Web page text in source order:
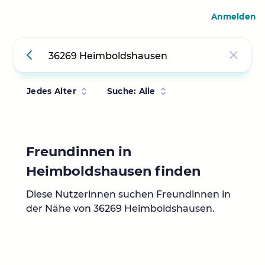
Jedes Alter Suche: Alle
Freundinnen in
Heimboldshausen finden
Diese Nutzerinnen suchen Freundinnen in
der Nähe von 36269 Heimboldshausen.
Anmelden